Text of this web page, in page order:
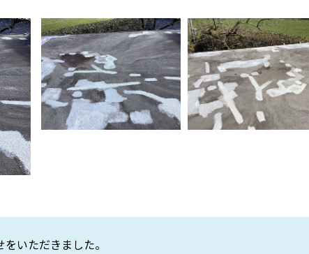
いただきました。